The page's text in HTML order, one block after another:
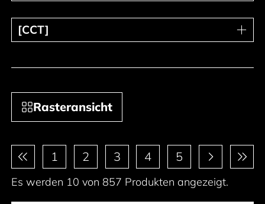
Rasteransicht
Paginierung
1 2 3 4 5
Es werden 10 von 857 Produkten angezeigt.
[CCT]
[CCT]